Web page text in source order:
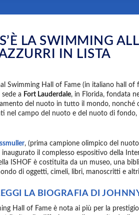
LA SWIMMING
IN LISTA
Swimming Hall of Fame (in italiano hall of
sede a Fort Lauderdale, in Florida, fondata
del nuoto in tutto il mondo,
nel campo del nuoto e del nuoto di fondo,
, (prima campione olimpico del
inaugurato il complesso espositivo della
ISHOF è costituita da un museo, una
di oggetti, cimeli, libri, manoscritti e
LA BIOGRAFIA DI
Hall of Fame è nota ai più per la